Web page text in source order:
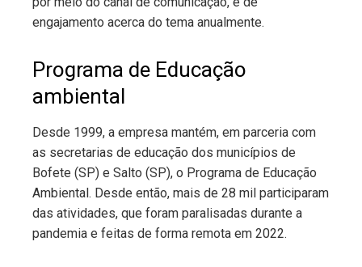
engajamento acerca do tema anualmente.
Programa de Educação
ambiental
Desde 1999, a empresa mantém, em parceria com
as secretarias de educação dos municípios de
Bofete (SP) e Salto (SP), o Programa de Educação
Ambiental. Desde então, mais de 28 mil participaram
das atividades, que foram paralisadas durante a
pandemia e feitas de forma remota em 2022.